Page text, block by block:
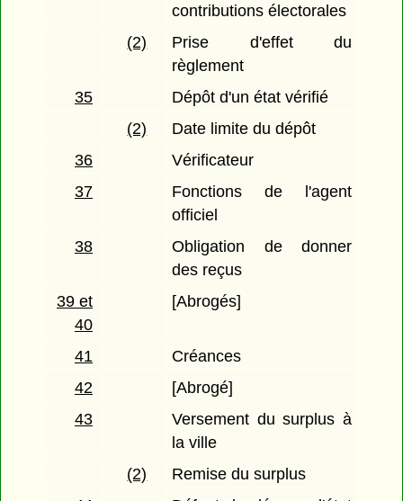
contributions électorales
(2)
Prise d'effet du
règlement
35
Dépôt d'un état vérifié
(2)
Date limite du dépôt
36
Vérificateur
37
Fonctions de l'agent
officiel
38
Obligation de donner
des reçus
39 et
40
[Abrogés]
41
Créances
42
[Abrogé]
43
Versement du surplus à
la ville
(2)
Remise du surplus